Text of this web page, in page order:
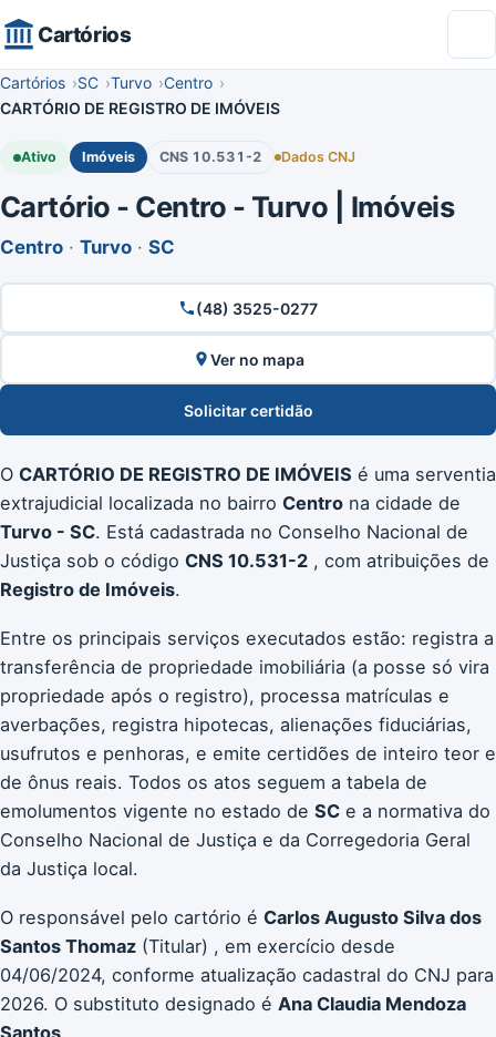
Cartórios
Cartórios SC Turvo
Centro
CARTÓRIO DE REGISTRO DE IMÓVEIS
Ativo Imóveis CNS 10.531-2 Dados CNJ
Cartório - Centro - Turvo | Imóveis
Centro · Turvo · SC
(48) 3525-0277
Ver no mapa
Solicitar certidão
O CARTÓRIO DE REGISTRO DE IMÓVEIS é uma serventia
extrajudicial localizada no bairro Centro na cidade de
Turvo - SC. Está cadastrada no Conselho Nacional de
Justiça sob o código CNS 10.531-2 , com atribuições de
Registro de Imóveis.
Entre os principais serviços executados estão: registra a
transferência de propriedade imobiliária (a posse só vira
propriedade após o registro), processa matrículas e
averbações, registra hipotecas, alienações fiduciárias,
usufrutos e penhoras, e emite certidões de inteiro teor e
de ônus reais. Todos os atos seguem a tabela de
emolumentos vigente no estado de SC e a normativa do
Conselho Nacional de Justiça e da Corregedoria Geral
da Justiça local.
O responsável pelo cartório é Carlos Augusto Silva dos
Santos Thomaz (Titular) , em exercício desde
04/06/2024, conforme atualização cadastral do CNJ para
2026. O substituto designado é Ana Claudia Mendoza
Santos.